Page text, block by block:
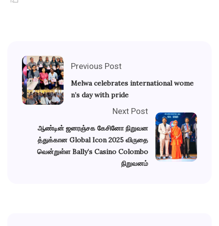
Previous Post
Melwa celebrates international wome
n’s day with pride
Next Post
ஆண்டின் ஜனரஞ்சக கேசினோ நிறுவன
த்துக்கான Global Icon 2025 விருதை
வென்றுள்ள Bally’s Casino Colombo
நிறுவனம்